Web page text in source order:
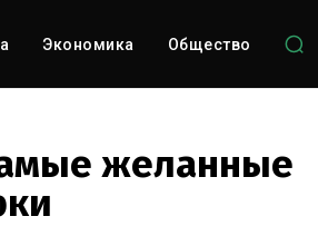
Экономика Общество
желанные